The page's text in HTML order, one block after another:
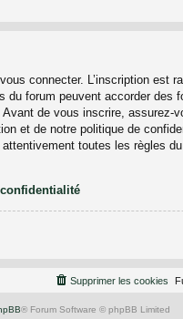
connecter. L’inscription est
du forum peuvent accorder des
de vous inscrire, assurez-
et de notre politique de
toutes les règles
Supprimer les cookies
® Forum Software © phpBB Limited